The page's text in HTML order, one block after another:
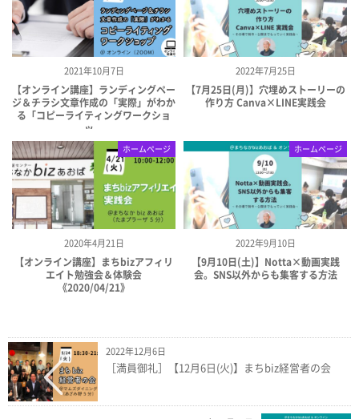
2021年10月7日
【オンライン講座】ランディングペー
ジ＆チラシ文章作成の「実際」がわか
る「コピーライティングワークショ
ッ...
2022年7月25日
【7月25日(月)】穴埋めストーリーの
作り方 Canva×LINE実践会
2020年4月21日
ホームページ
【オンライン講座】まちbizアフィリ
エイト勉強会＆体験会
《2020/04/21》
2022年9月10日
ホームページ
【9月10日(土)】Notta×動画実践
会。SNS以外からも集客する方法
2022年12月6日
［満員御礼］【12月6日(火)】まちbiz経営者の会